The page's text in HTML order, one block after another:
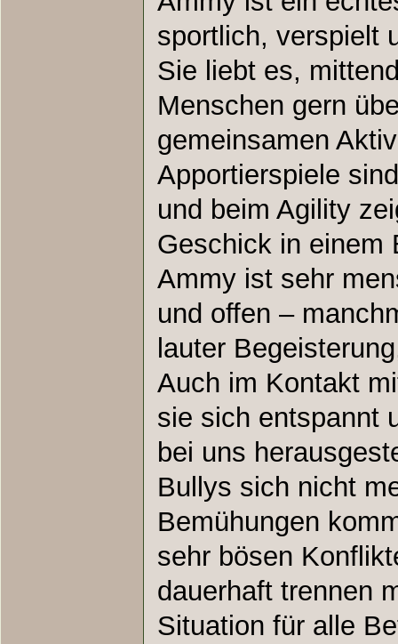
sportlich, verspielt
Sie liebt es,
Menschen gern
gemeinsamen
Apportierspiele
und beim Agility
Geschick in einem
Ammy ist sehr
und offen –
lauter
Auch im Kontakt
sie sich entspannt
bei uns
Bullys sich nicht
Bemühungen
sehr bösen
dauerhaft trennen
Situation für alle